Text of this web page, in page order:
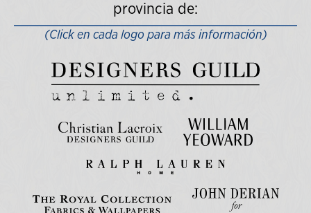
provincia de:
(Click en cada logo para más información)